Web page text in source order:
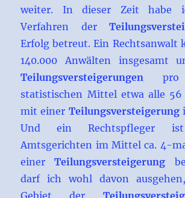
weiter. In dieser Zeit habe
Verfahren der
Erfolg betreut. Ein Rechtsanwalt
140.000 Anwälten insgesamt
Teilungsversteigerungen pro
statistischen Mittel etwa alle 56
mit einer Teilungsversteigerung
Und ein Rechtspfleger
Amtsgerichten im Mittel ca. 4-
einerTeilungsversteigerung
darf ich wohl davon